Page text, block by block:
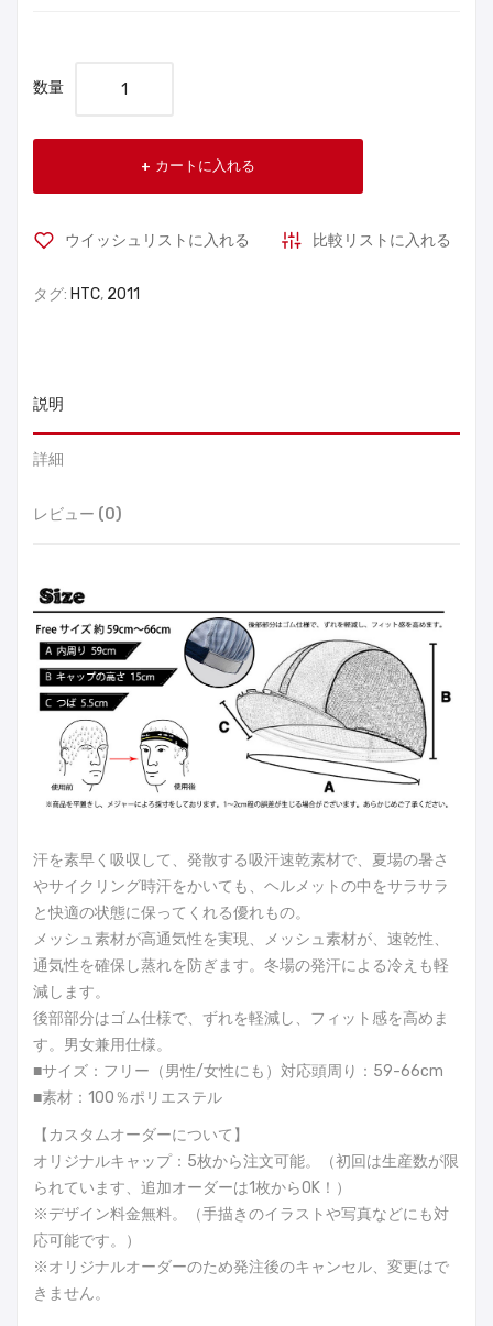
数量
カートに入れる
ウイッシュリストに入れる 比較リストに入れる
タグ: HTC, 2011
説明
詳細
レビュー (0)
汗を素早く吸収して、発散する吸汗速乾素材で、夏場の暑さ
やサイクリング時汗をかいても、ヘルメットの中をサラサラ
と快適の状態に保ってくれる優れもの。
メッシュ素材が高通気性を実現、メッシュ素材が、速乾性、
通気性を確保し蒸れを防ぎます。冬場の発汗による冷えも軽
減します。
後部部分はゴム仕様で、ずれを軽減し、フィット感を高めま
す。男女兼用仕様。
■サイズ：フリー（男性/女性にも）対応頭周り：59-66cm
■素材：100％ポリエステル
【カスタムオーダーについて】
オリジナルキャップ：5枚から注文可能。（初回は生産数が限
られています、追加オーダーは1枚からOK！）
※デザイン料金無料。（手描きのイラストや写真などにも対
応可能です。）
※オリジナルオーダーのため発注後のキャンセル、変更はで
きません。